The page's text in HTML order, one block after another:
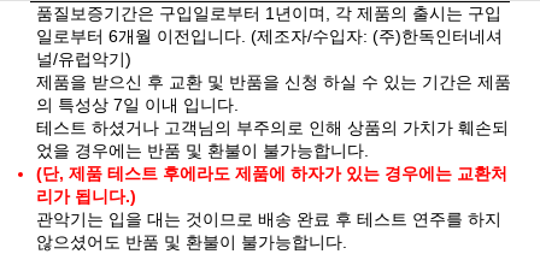
품질보증기간은 구입일로부터 1년이며, 각 제품의 출시는 구입
일로부터 6개월 이전입니다. (제조자/수입자: (주)한독인터네셔
널/유럽악기)
제품을 받으신 후 교환 및 반품을 신청 하실 수 있는 기간은 제품
의 특성상 7일 이내 입니다.
테스트 하셨거나 고객님의 부주의로 인해 상품의 가치가 훼손되
었을 경우에는 반품 및 환불이 불가능합니다.
(단, 제품 테스트 후에라도 제품에 하자가 있는 경우에는 교환처
리가 됩니다.)
관악기는 입을 대는 것이므로 배송 완료 후 테스트 연주를 하지
않으셨어도 반품 및 환불이 불가능합니다.